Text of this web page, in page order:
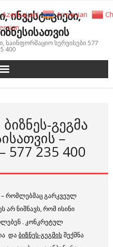
ინვესტიციები,
საინფორმაციო სერვისები 577
400
ᲒᲔᲒᲛᲐ
–
577 235 400
– რომლებმაც გარკვეულ
არ ნიშნავს, რომ ისინი
. კონკრეტულ
და ბიზნეს-გეგმის შექმნა
Azerbaijani Armenian